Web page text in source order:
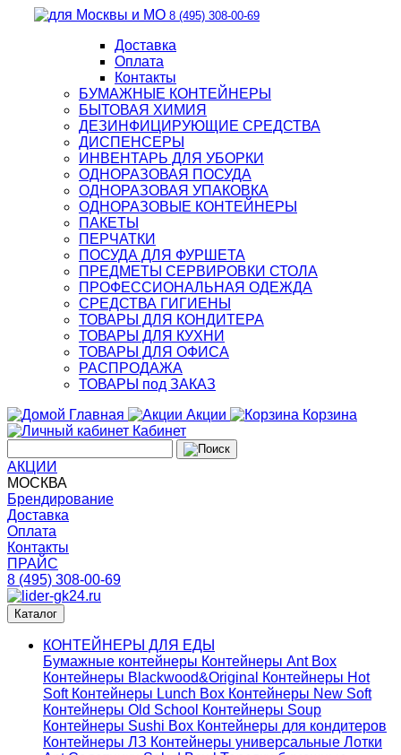
8 (495) 308-00-69
Доставка
Оплата
Контакты
БУМАЖНЫЕ КОНТЕЙНЕРЫ
БЫТОВАЯ ХИМИЯ
ДЕЗИНФИЦИРУЮЩИЕ СРЕДСТВА
ДИСПЕНСЕРЫ
ИНВЕНТАРЬ ДЛЯ УБОРКИ
ОДНОРАЗОВАЯ ПОСУДА
ОДНОРАЗОВАЯ УПАКОВКА
ОДНОРАЗОВЫЕ КОНТЕЙНЕРЫ
ПАКЕТЫ
ПЕРЧАТКИ
ПОСУДА ДЛЯ ФУРШЕТА
ПРЕДМЕТЫ СЕРВИРОВКИ СТОЛА
ПРОФЕССИОНАЛЬНАЯ ОДЕЖДА
СРЕДСТВА ГИГИЕНЫ
ТОВАРЫ ДЛЯ КОНДИТЕРА
ТОВАРЫ ДЛЯ КУХНИ
ТОВАРЫ ДЛЯ ОФИСА
РАСПРОДАЖА
ТОВАРЫ под ЗАКАЗ
Главная
Акции
Корзина
Кабинет
АКЦИИ
МОСКВА
Брендирование
Доставка
Оплата
Контакты
ПРАЙС
8 (495) 308-00-69
Каталог
КОНТЕЙНЕРЫ ДЛЯ ЕДЫ
Бумажные контейнеры Контейнеры Ant Box
Контейнеры Blackwood&Original
Контейнеры Hot
Soft Контейнеры Lunch Box Контейнеры New Soft
Контейнеры Old School Контейнеры Soup
Контейнеры Sushi Box Контейнеры для кондитеров
Контейнеры ЛЗ Контейнеры универсальные Лотки